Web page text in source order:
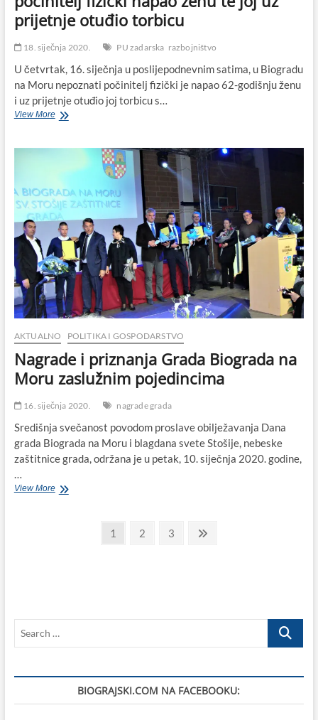
prijetnje otuđio torbicu
18. siječnja 2020. PU zadarska razbojništvo
U četvrtak, 16. siječnja u poslijepodnevnim satima, u Biogradu
na Moru nepoznati počinitelj fizički je napao 62-godišnju ženu
i uz prijetnje otuđio joj torbicu s…
View MoreU
fizički
napao
ženu
te
joj
uz
prijetnje
otuđio
torbicu
AKTUALNO POLITIKA I GOSPODARSTVO
Nagrade i priznanja Grada Biograda na
Moru zaslužnim pojedincima
16. siječnja 2020. nagrade grada
Središnja svečanost povodom proslave obilježavanja Dana
grada Biograda na Moru i blagdana svete Stošije, nebeske
zaštitnice grada, održana je u petak, 10. siječnja 2020. godine,
…
View MoreNagrade
Page
1 Page
2 Page
3
Next
Search
BIOGRAJSKI.COM NA FACEBOOKU: